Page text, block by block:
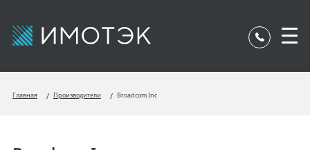
Главная Производители Broadcom Inc